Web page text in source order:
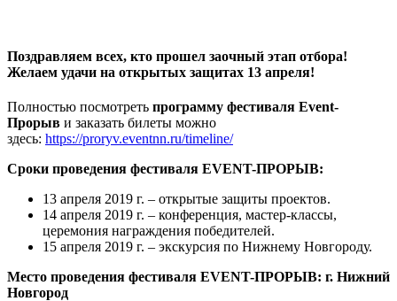
Поздравляем всех, кто прошел заочный этап отбора!
Желаем удачи на открытых защитах 13 апреля!
Полностью посмотреть программу фестиваля Event-
Прорыв и заказать билеты можно
здесь: https://proryv.eventnn.ru/timeline/
Сроки проведения фестиваля EVENT-ПРОРЫВ:
13 апреля 2019 г. – открытые защиты проектов.
14 апреля 2019 г. – конференция, мастер-классы,
церемония награждения победителей.
15 апреля 2019 г. – экскурсия по Нижнему Новгороду.
Место проведения фестиваля EVENT-ПРОРЫВ: г. Нижний
Новгород